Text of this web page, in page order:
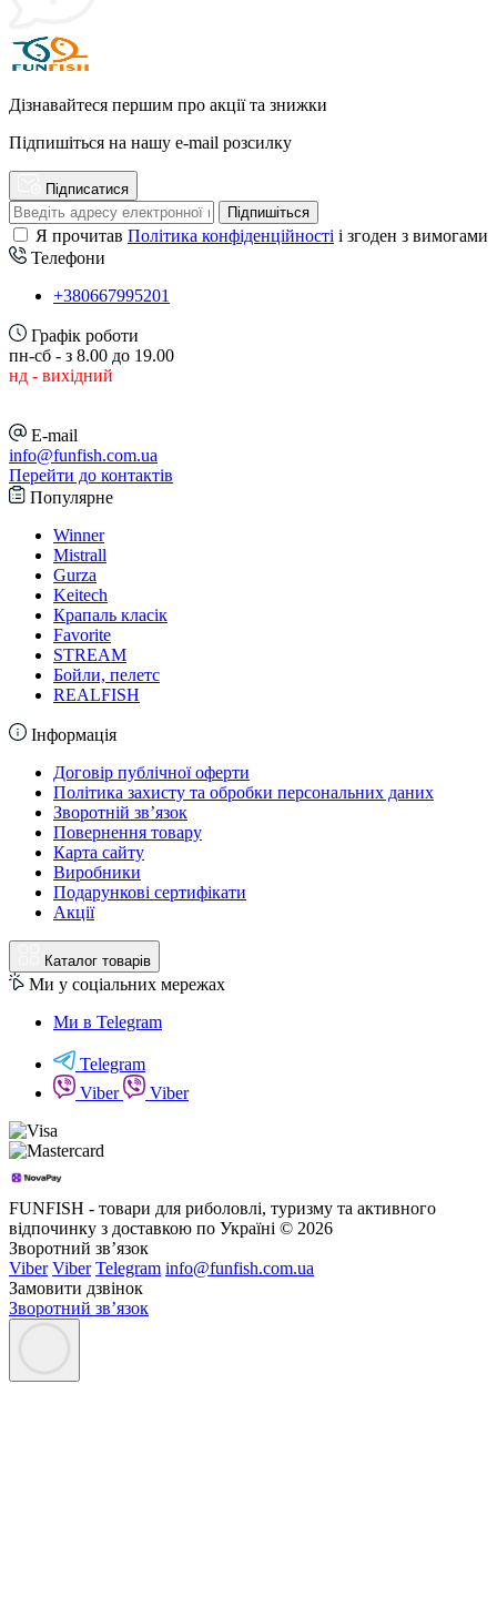
Дізнавайтеся першим про акції та знижки
Підпишіться на нашу e-mail розсилку
Підписатися
Підпишіться
Я прочитав Політика конфіденційності і згоден з вимогами
Телефони
+380667995201
Графік роботи
пн-сб - з 8.00 до 19.00
нд - вихідний
E-mail
info@funfish.com.ua
Перейти до контактів
Популярне
Winner
Mistrall
Gurza
Keitech
Крапаль класік
Favorite
STREAM
Бойли, пелетс
REALFISH
Інформація
Договір публічної оферти
Політика захисту та обробки персональних даних
Зворотній зв’язок
Повернення товару
Карта сайту
Виробники
Подарункові сертифікати
Акції
Каталог товарів
Ми у соціальних мережах
Ми в Telegram
Telegram
Viber
Viber
FUNFISH - товари для риболовлі, туризму та активного
відпочинку з доставкою по Україні © 2026
Зворотний зв’язок
Viber Viber Telegram info@funfish.com.ua
Замовити дзвінок
Зворотний зв’язок